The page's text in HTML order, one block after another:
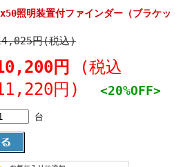
照明装置付ファインダー（ブラケッ
円(税込)
円
(税込
円)
<20%OFF>
台